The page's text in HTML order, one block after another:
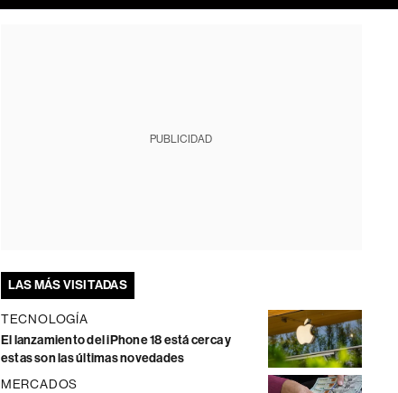
PUBLICIDAD
LAS MÁS VISITADAS
TECNOLOGÍA
El lanzamiento del iPhone 18 está cerca y
estas son las últimas novedades
MERCADOS